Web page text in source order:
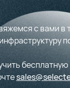
с вами в